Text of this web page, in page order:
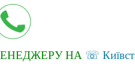
НА ☏